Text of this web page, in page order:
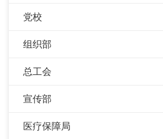
党校
组织部
总工会
宣传部
医疗保障局